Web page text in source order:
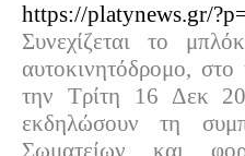
https://platynews.gr/
Συνεχίζεται το
αυτοκινητόδρομο,
την Τρίτη 16 Δεκ
εκδηλώσουν τη